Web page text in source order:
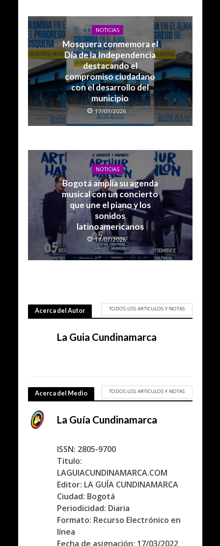
NOTICIAS
Mosquera conmemora el
Día de la Independencia
destacando el
compromiso ciudadano
con el desarrollo del
municipio
17/07/2026
NOTICIAS
Bogotá amplía su agenda
musical con un concierto
que une el piano y los
sonidos
latinoamericanos
17/07/2026
Acerca del Autor TODOS LOS ARTICULOS Y NOTAS
La Guia Cundinamarca
Acerca del Medio TODOS LOS ARTICULOS Y NOTAS
La Guía Cundinamarca
ISSN: 2805-9700
Titulo:
LAGUIACUNDINAMARCA.COM
Editor: LA GUÍA CUNDINAMARCA
Ciudad: Bogotá
Periodicidad: Diaria
Formato: Recurso Electrónico en
línea
Fecha de asignación: 17/03/2022